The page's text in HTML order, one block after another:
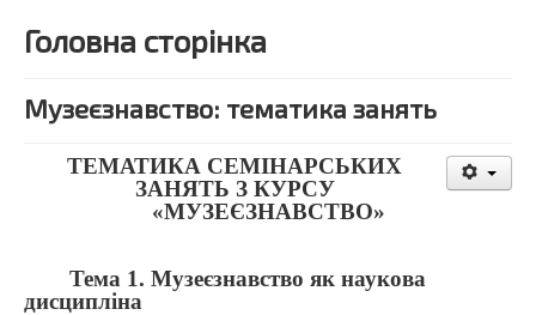
Головна сторінка
Музеєзнавство: тематика занять
ТЕМАТИКА СЕМІНАРСЬКИХ
ЗАНЯТЬ З КУРСУ
«МУЗЕЄЗНАВСТВО»
Тема 1. Музеєзнавство як наукова
дисципліна